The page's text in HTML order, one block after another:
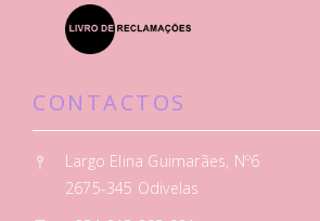
CONTACTOS
Largo Elina Guimarães, Nº6
2675-345 Odivelas